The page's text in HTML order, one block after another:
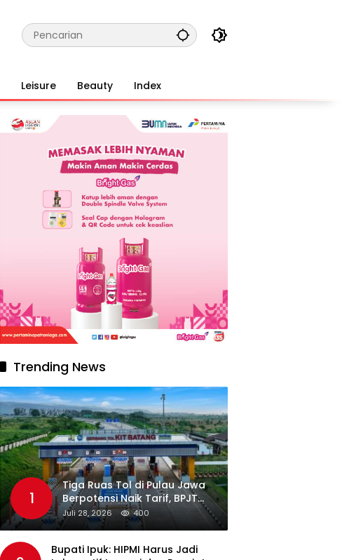
Leisure Beauty Index
Trending News
1
Tiga Ruas Tol di Pulau Jawa
Berpotensi Naik Tarif, BPJT
Tunggu Hasil Evaluasi
Standar Pelayanan
Juli 28, 2026 400
Bupati Ipuk: HIPMI Harus Jadi